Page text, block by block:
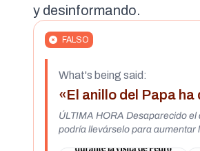
y desinformando.
FALSO
What's being said:
«El anillo del Papa
ÚLTIMA HORA Desaparecido
podría llevárselo para aumentar